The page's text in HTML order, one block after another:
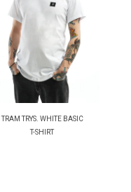
TRAM TRYS. WHITE BASIC
T-SHIRT